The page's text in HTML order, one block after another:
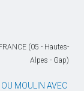
(05 - Hautes-
Alpes - Gap)
MOULIN AVEC